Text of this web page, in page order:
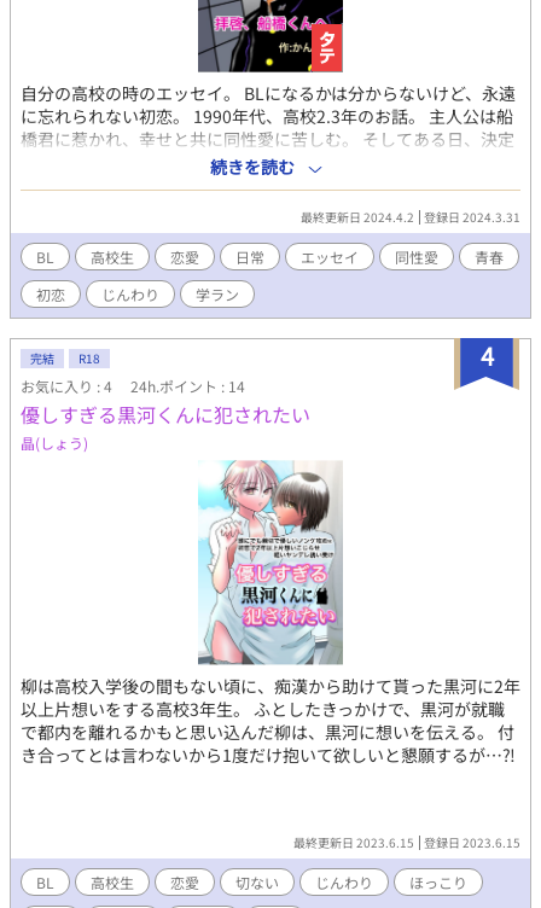
自分の高校の時のエッセイ。 BLになるかは分からないけど、永遠
に忘れられない初恋。 1990年代、高校2.3年のお話。 主人公は船
橋君に惹かれ、幸せと共に同性愛に苦しむ。 そしてある日、決定
的なすれ違いが… シリーズ最初の実話エッセイ作品。続編はハー
フエッセイになります BLというよりは、初めて好きになった人が
男性だった、という…昔の思い出話。
続きを読む
最終更新日 2024.4.2 登録日 2024.3.31
BL 高校生 恋愛 日常 エッセイ 同性愛
青春
初恋
じんわり 学ラン
4
完結 R18
お気に入り : 4 24h.ポイント : 14
優しすぎる黒河くんに犯されたい
晶(しょう)
柳は高校入学後の間もない頃に、痴漢から助けて貰った黒河に2年
以上片想いをする高校3年生。 ふとしたきっかけで、黒河が就職
で都内を離れるかもと思い込んだ柳は、黒河に想いを伝える。 付
き合ってとは言わないから1度だけ抱いて欲しいと懇願するが…⁈
最終更新日 2023.6.15 登録日 2023.6.15
BL 高校生 恋愛 切ない じんわり
ほっこり